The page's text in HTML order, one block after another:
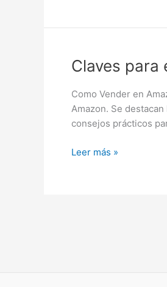
Claves para
Como Vender en
Amazon. Se
consejos prácticos
Claves
el
Éxito
en
Lanzamiento
Leer más »